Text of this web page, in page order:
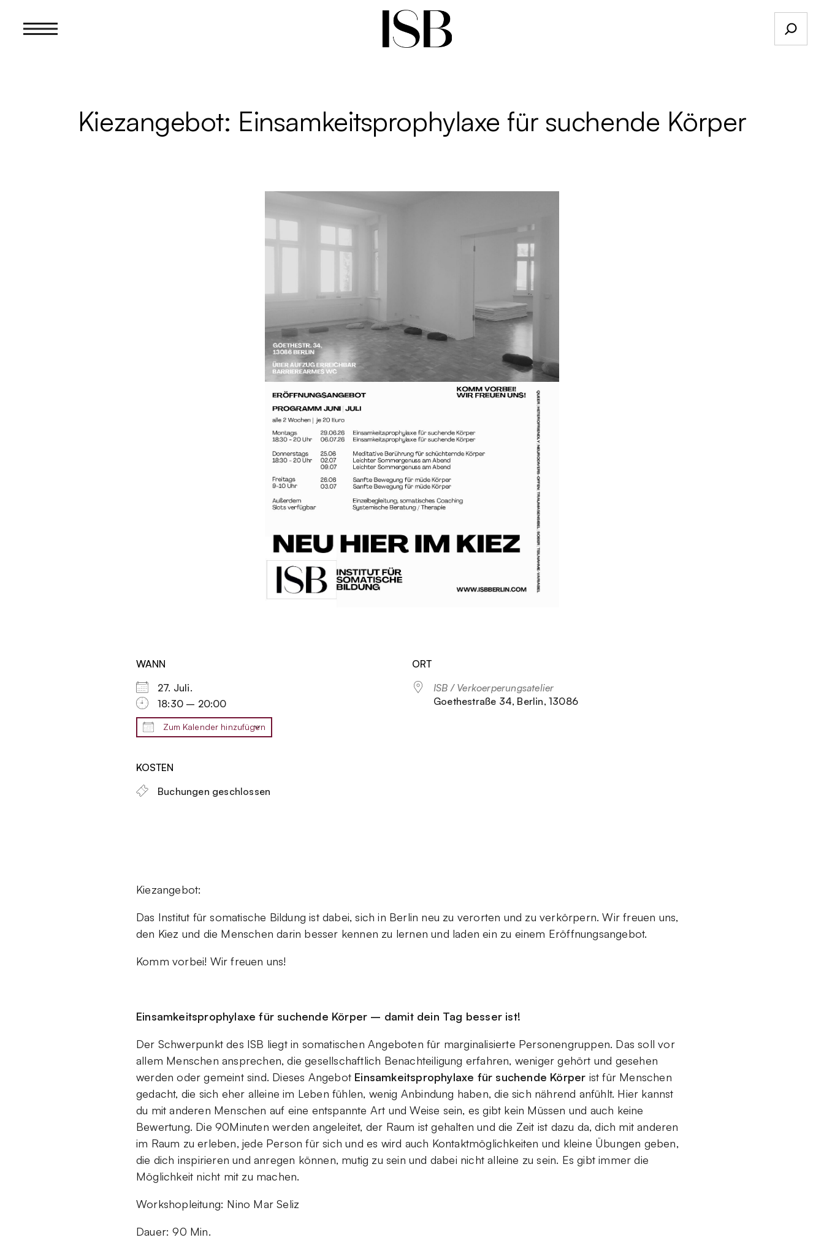
Suchen
Kiezangebot: Einsamkeitsprophylaxe für suchende Körper
WANN
27. Juli.
18:30 – 20:00
Zum Kalender hinzufügen
KOSTEN
Buchungen geschlossen
ORT
ISB / Verkoerperungsatelier
Goethestraße 34, Berlin, 13086
Kiezangebot:
Das Institut für somatische Bildung ist dabei, sich in Berlin neu zu verorten und zu verkörpern. Wir freuen uns,
den Kiez und die Menschen darin besser kennen zu lernen und laden ein zu einem Eröffnungsangebot.
Komm vorbei! Wir freuen uns!
Einsamkeitsprophylaxe für suchende Körper – damit dein Tag besser ist!
Der Schwerpunkt des ISB liegt in somatischen Angeboten für marginalisierte Personengruppen. Das soll vor
allem Menschen ansprechen, die gesellschaftlich Benachteiligung erfahren, weniger gehört und gesehen
werden oder gemeint sind. Dieses Angebot Einsamkeitsprophylaxe für suchende Körper ist für Menschen
gedacht, die sich eher alleine im Leben fühlen, wenig Anbindung haben, die sich nährend anfühlt. Hier kannst
du mit anderen Menschen auf eine entspannte Art und Weise sein, es gibt kein Müssen und auch keine
Bewertung. Die 90Minuten werden angeleitet, der Raum ist gehalten und die Zeit ist dazu da, dich mit anderen
im Raum zu erleben, jede Person für sich und es wird auch Kontaktmöglichkeiten und kleine Übungen geben,
die dich inspirieren und anregen können, mutig zu sein und dabei nicht alleine zu sein. Es gibt immer die
Möglichkeit nicht mit zu machen.
Workshopleitung: Nino Mar Seliz
Dauer: 90 Min.